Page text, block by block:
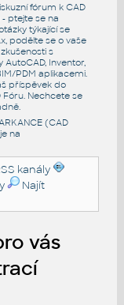
fórum k CAD
ptejte se na
týkající se
podělte se o vaše
s
AutoCAD, Inventor,
PDM aplikacemi.
příspěvek do
Fóru. Nechcete se
.
(CAD
na
kanály
Najít
vás